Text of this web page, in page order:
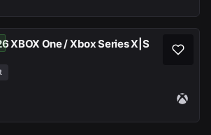
XBOX One / Xbox Series X|S